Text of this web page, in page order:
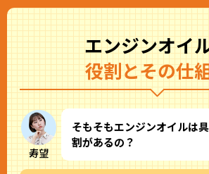
エンジンオイ
役割とその仕
寿望
そもそもエンジンオイルは
割があるの？